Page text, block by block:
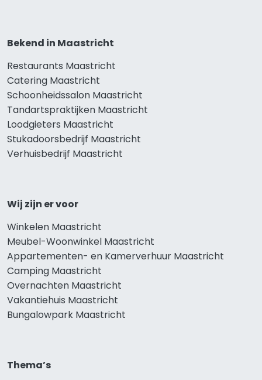
Bekend in Maastricht
Restaurants Maastricht
Catering Maastricht
Schoonheidssalon Maastricht
Tandartspraktijken Maastricht
Loodgieters Maastricht
Stukadoorsbedrijf Maastricht
Verhuisbedrijf Maastricht
Wij zijn er voor
Winkelen Maastricht
Meubel-Woonwinkel Maastricht
Appartementen- en Kamerverhuur Maastricht
Camping Maastricht
Overnachten Maastricht
Vakantiehuis Maastricht
Bungalowpark Maastricht
Thema’s